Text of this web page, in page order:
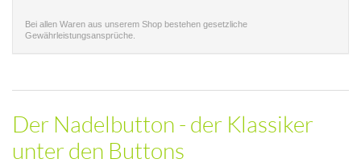
Bei allen Waren aus unserem Shop bestehen gesetzliche
Gewährleistungsansprüche.
Der Nadelbutton - der Klassiker
unter den Buttons